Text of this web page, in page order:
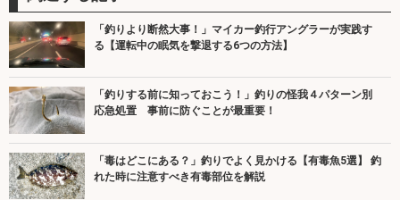
「釣りより断然大事！」マイカー釣行アングラーが実践す
る【運転中の眠気を撃退する6つの方法】
「釣りする前に知っておこう！」釣りの怪我４パターン別
応急処置 事前に防ぐことが最重要！
「毒はどこにある？」釣りでよく見かける【有毒魚5選】 釣
れた時に注意すべき有毒部位を解説